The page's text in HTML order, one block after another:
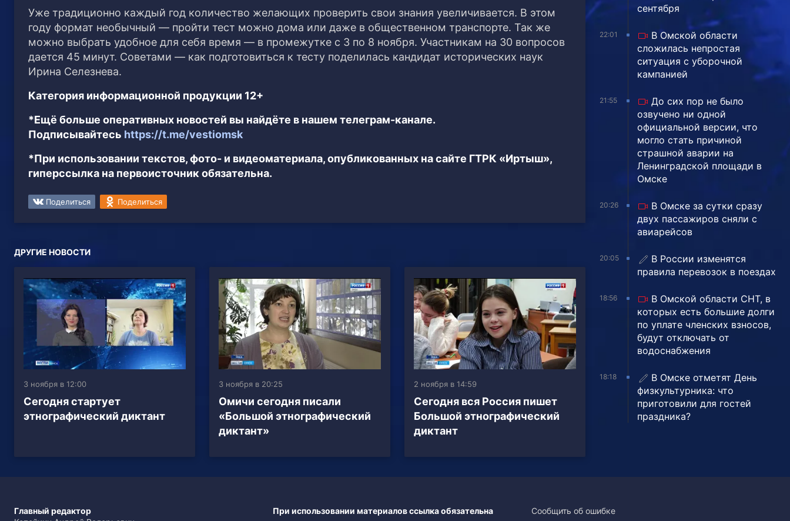
Уже традиционно каждый год количество желающих проверить свои знания увеличивается. В этом
году формат необычный — пройти тест можно дома или даже в общественном транспорте. Так же
можно выбрать удобное для себя время — в промежутке с 3 по 8 ноября. Участникам на 30 вопросов
дается 45 минут. Советами — как подготовиться к тесту поделилась кандидат исторических наук
Ирина Селезнева.
Категория информационной продукции 12+
*Ещё больше оперативных новостей вы найдёте в нашем телеграм-канале.
Подписывайтесь https://t.me/vestiomsk
*При использовании текстов, фото- и видеоматериала, опубликованных на сайте ГТРК «Иртыш»,
гиперссылка на первоисточник обязательна.
Поделиться Поделиться
ДРУГИЕ НОВОСТИ
3 ноября в 12:00
Сегодня стартует
этнографический диктант
3 ноября в 20:25
Омичи сегодня писали
«Большой этнографический
диктант»
2 ноября в 14:59
Сегодня вся Россия пишет
Большой этнографический
диктант
сентября
22:01
В Омской области
сложилась непростая
ситуация с уборочной
кампанией
21:55
До сих пор не было
озвучено ни одной
официальной версии, что
могло стать причиной
страшной аварии на
Ленинградской площади в
Омске
20:26
В Омске за сутки сразу
двух пассажиров сняли с
авиарейсов
20:05
В России изменятся
правила перевозок в поездах
18:56
В Омской области СНТ, в
которых есть большие долги
по уплате членских взносов,
будут отключать от
водоснабжения
18:18
В Омске отметят День
физкультурника: что
приготовили для гостей
праздника?
Главный редактор
При использовании материалов ссылка обязательна Сообщить об ошибке